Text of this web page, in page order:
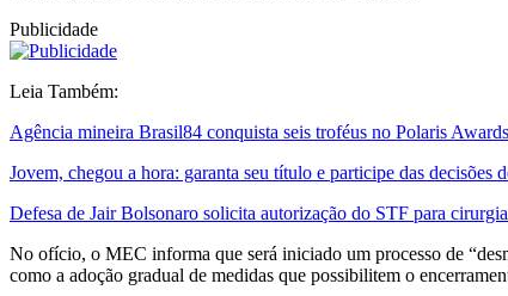
Publicidade
Leia Também:
Agência mineira Brasil84 conquista seis troféus no Polaris
Jovem, chegou a hora: garanta seu título e participe das decisões
Defesa de Jair Bolsonaro solicita autorização do STF para
No ofício, o MEC informa que será iniciado um processo de
como a adoção gradual de medidas que possibilitem o